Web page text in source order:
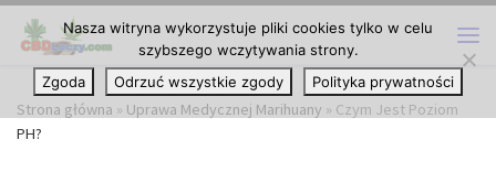
Przejdź do treści
Strona główna » Uprawa Medycznej Marihuany » Czym Jest Poziom
PH?
Nasza witryna wykorzystuje pliki cookies tylko w celu
szybszego wczytywania strony.
Zgoda
Odrzuć wszystkie zgody Polityka prywatności